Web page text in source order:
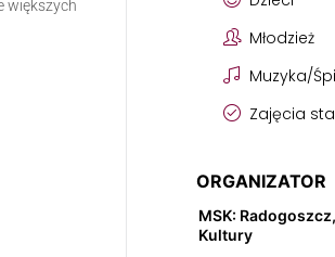
większych
Młodzież
Muzyka/
Zajęcia
ORGANIZATOR
MSK:
Kultury